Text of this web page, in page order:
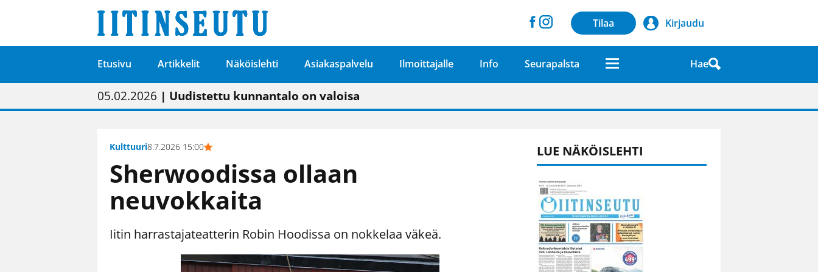
Tilaa Kirjaudu
Etusivu Artikkelit Näköislehti Asiakaspalvelu Ilmoittajalle Info Seurapalsta Hae
01.02.2026 | Painon vaihtumisen pitäisi näkyä hieman parempana painojäljen laatuna lehdessä
05.02.2026 | Uudistettu kunnantalo on valoisa
23.04.2026 | “Olemme käynnistämässä uudelleen keskustavisiotyön”
09.05.2026| "Maalla on totuttu elämään omavaraisemmin kuin kaupungissa"
Kulttuuri8.7.2026 15:00
Sherwoodissa ollaan
neuvokkaita
Iitin harrastajateatterin Robin Hoodissa on nokkelaa väkeä.
LUE NÄKÖISLEHTI